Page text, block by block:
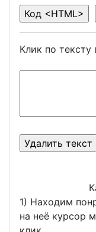
Клик по
1) Находим
на неё курсор